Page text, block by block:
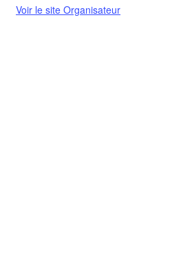
Voir le site Organisateur